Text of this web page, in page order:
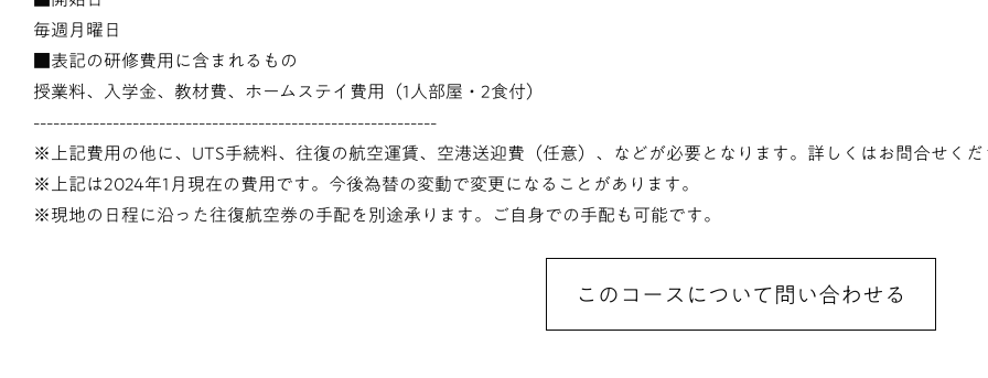
毎週月曜日
■表記の研修費用に含まれるもの
授業料、入学金、教材費、ホームステイ費用（1人部屋・2食付）
-------------------------------------------------------------
※上記費用の他に、UTS手続料、往復の航空運賃、空港送迎費（任意）、などが必要となります。詳しくはお問合せくだ
※上記は2024年1月現在の費用です。今後為替の変動で変更になることがあります。
※現地の日程に沿った往復航空券の手配を別途承ります。ご自身での手配も可能です。
このコースについて問い合わせる